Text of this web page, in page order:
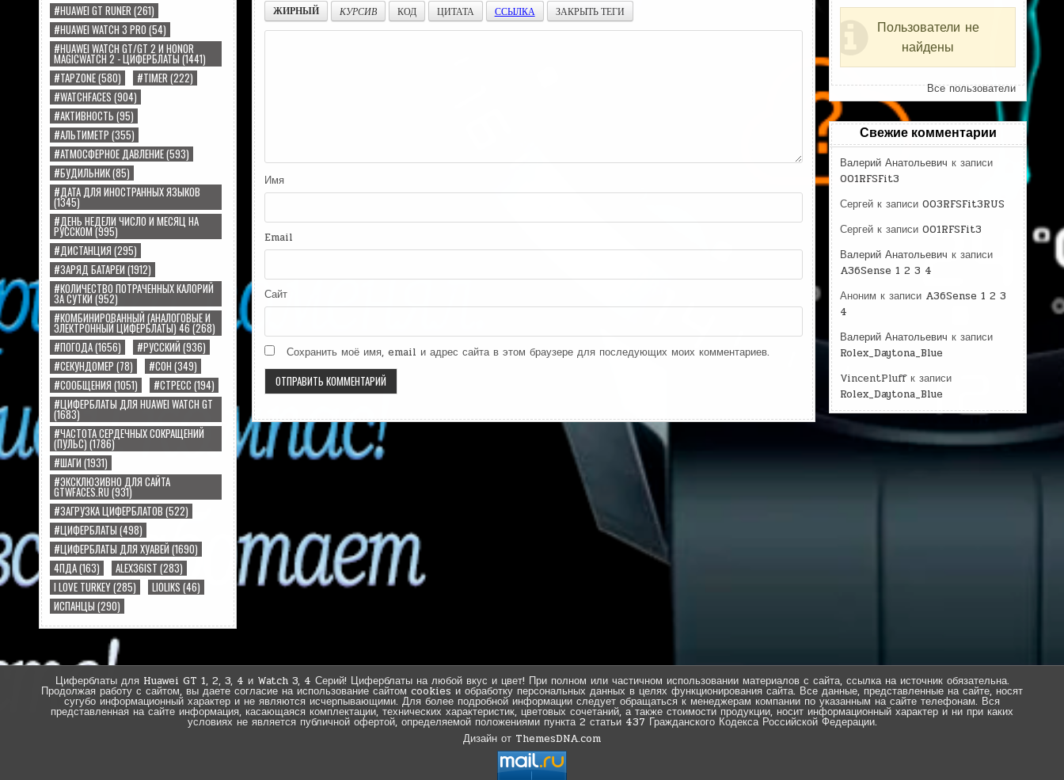
#HUAWEI GT RUNER (261)
#HUAWEI WATCH 3 PRO (54)
#HUAWEI WATCH GT/GT 2 И HONOR
MAGICWATCH 2 - ЦИФЕРБЛАТЫ(1441)
#TAPZONE(580) #TIMER (222)
#WATCHFACES (904)
#АКТИВНОСТЬ (95)
#АЛЬТИМЕТР (355)
#АТМОСФЕРНОЕ ДАВЛЕНИЕ(593)
#БУДИЛЬНИК(85)
#ДАТА ДЛЯ ИНОСТРАННЫХ ЯЗЫКОВ
(1345)
#ДЕНЬ НЕДЕЛИ ЧИСЛО И МЕСЯЦ НА
РУССКОМ(995)
#ДИСТАНЦИЯ (295)
#ЗАРЯД БАТАРЕИ (1912)
#КОЛИЧЕСТВО ПОТРАЧЕННЫХ КАЛОРИЙ
ЗА СУТКИ(952)
#КОМБИНИРОВАННЫЙ (АНАЛОГОВЫЕ И
ЭЛЕКТРОННЫЙ ЦИФЕРБЛАТЫ) 46(268)
#ПОГОДА(1656) #РУССКИЙ (936)
#СЕКУНДОМЕР (78) #СОН (349)
#СООБЩЕНИЯ (1051) #СТРЕСС (194)
#ЦИФЕРБЛАТЫ ДЛЯ HUAWEI WATCH GT
(1683)
#ЧАСТОТА СЕРДЕЧНЫХ СОКРАЩЕНИЙ
(ПУЛЬС)(1786)
#ШАГИ (1931)
#ЭКСКЛЮЗИВНО ДЛЯ САЙТА
GTWFACES.RU(931)
#ЗАГРУЗКА ЦИФЕРБЛАТОВ (522)
#ЦИФЕРБЛАТЫ (498)
#ЦИФЕРБЛАТЫ ДЛЯ ХУАВЕЙ (1690)
4ПДА(163) ALEX36IST (283)
I LOVE TURKEY(285) LIOLIKS (46)
ИСПАНЦЫ (290)
ЖИРНЫЙ
КУРСИВ КОД ЦИТАТА ССЫЛКА ЗАКРЫТЬ ТЕГИ
Имя
Email
Сайт
Сохранить моё имя, email и адрес сайта в этом браузере для последующих моих комментариев.
Пользователи не
найдены
Все пользователи
Свежие комментарии
Валерий Анатольевич к записи
001RFSFit3
Сергей к записи 003RFSFit3RUS
Сергей к записи 001RFSFit3
Валерий Анатольевич к записи
A36Sense 1 2 3 4
Аноним к записи A36Sense 1 2 3
4
Валерий Анатольевич к записи
Rolex_Daytona_Blue
VincentPluffк записи
Rolex_Daytona_Blue
Циферблаты для Huawei GT 1, 2, 3, 4 и Watch 3, 4 Серий! Циферблаты на любой вкус и цвет! При полном или частичном использовании материалов с сайта, ссылка на источник обязательна.
Продолжая работу с сайтом, вы даете согласие на использование сайтом cookies и обработку персональных данных в целях функционирования сайта. Все данные, представленные на сайте, носят
сугубо информационный характер и не являются исчерпывающими. Для более подробной информации следует обращаться к менеджерам компании по указанным на сайте телефонам. Вся
представленная на сайте информация, касающаяся комплектации, технических характеристик, цветовых сочетаний, а также стоимости продукции, носит информационный характер и ни при каких
условиях не является публичной офертой, определяемой положениями пункта 2 статьи 437 Гражданского Кодекса Российской Федерации.
Дизайн от ThemesDNA.com